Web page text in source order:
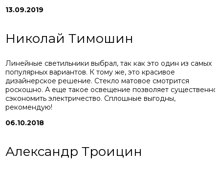
13.09.2019
Николай Тимошин
Линейные светильники выбрал, так как это один из самых
популярных вариантов. К тому же, это красивое
дизайнерское решение. Стекло матовое смотрится
роскошно. А еще такое освещение позволяет существенно
сэкономить электричество. Сплошные выгодны,
рекомендую!
06.10.2018
Александр Троицин